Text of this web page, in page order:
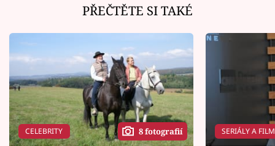
Sledujte nás
PŘEČTĚTE SI TAKÉ
CELEBRITY 8 fotografií SERIÁLY A